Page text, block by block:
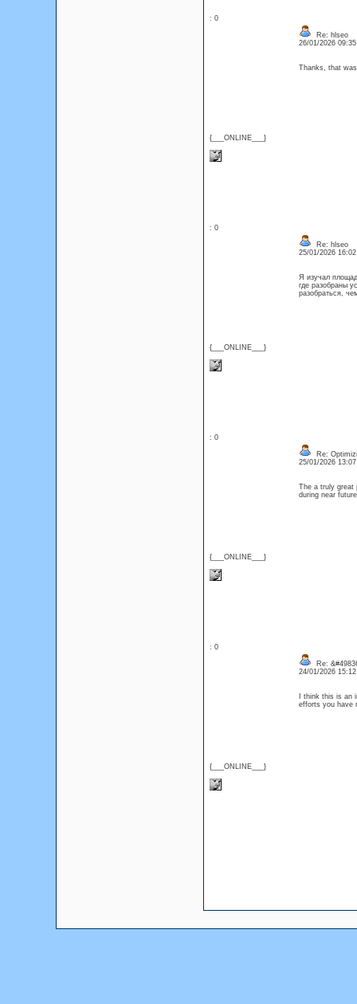
: 0
{___ONLINE___}
Re: hlseo
26/01/2026
Thanks, that
: 0
{___ONLINE___}
Re: hlseo
25/01/2026
Я изучал
где разобраны
разобраться,
: 0
{___ONLINE___}
Re:
25/01/2026
The a truly great
during near
: 0
{___ONLINE___}
Re:
24/01/2026
I think this is an
efforts you